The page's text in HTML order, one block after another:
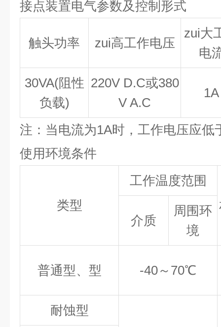
接点装置电气参数及控制形式
触头功率 zui高工作电压
zui大
电
30VA(阻性
负载)
220V D.C或380
V A.C
1A
注：当电流为1A时，工作电压应低
使用环境条件
类型
工作温度范围
介质
周围环
境
普通型、型 -40～70℃
耐蚀型